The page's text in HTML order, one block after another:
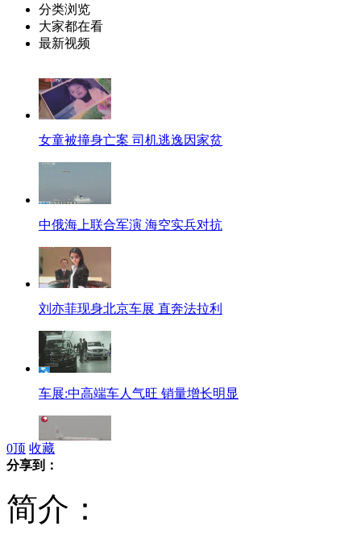
分类浏览
大家都在看
最新视频
女童被撞身亡案 司机逃逸因家贫
中俄海上联合军演 海空实兵对抗
刘亦菲现身北京车展 直奔法拉利
车展:中高端车人气旺 销量增长明显
0顶 收藏
分享到：
简介：